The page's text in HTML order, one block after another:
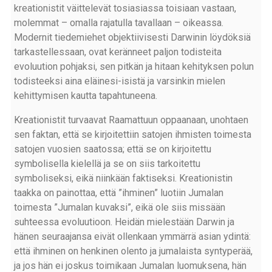
kreationistit väittelevät tosiasiassa toisiaan vastaan,
molemmat – omalla rajatulla tavallaan – oikeassa.
Modernit tiedemiehet objektiivisesti Darwinin löydöksiä
tarkastellessaan, ovat keränneet paljon todisteita
evoluution pohjaksi, sen pitkän ja hitaan kehityksen polun
todisteeksi aina eläinesi-isistä ja varsinkin mielen
kehittymisen kautta tapahtuneena.
Kreationistit turvaavat Raamattuun oppaanaan, unohtaen
sen faktan, että se kirjoitettiin satojen ihmisten toimesta
satojen vuosien saatossa; että se on kirjoitettu
symbolisella kielellä ja se on siis tarkoitettu
symboliseksi, eikä niinkään faktiseksi. Kreationistin
taakka on painottaa, että ”ihminen” luotiin Jumalan
toimesta ”Jumalan kuvaksi”, eikä ole siis missään
suhteessa evoluutioon. Heidän mielestään Darwin ja
hänen seuraajansa eivät ollenkaan ymmärrä asian ydintä:
että ihminen on henkinen olento ja jumalaista syntyperää,
ja jos hän ei joskus toimikaan Jumalan luomuksena, hän